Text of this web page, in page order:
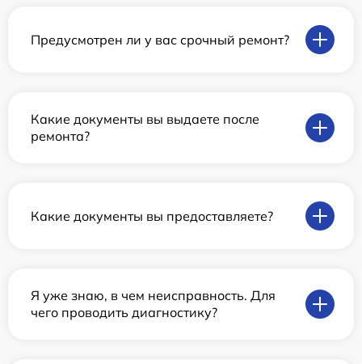
Предусмотрен ли у вас срочный ремонт?
Какие документы вы выдаете после
ремонта?
Какие документы вы предоставляете?
Я уже знаю, в чем неисправность. Для
чего проводить диагностику?